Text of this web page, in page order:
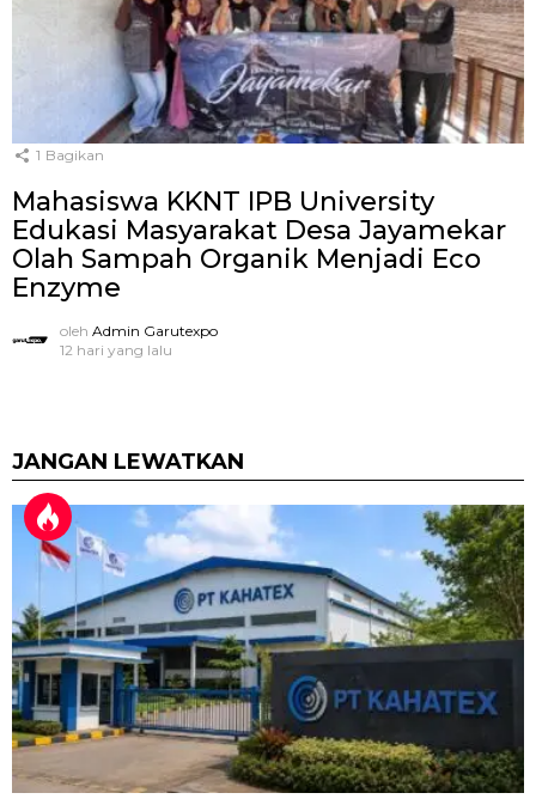
1 Bagikan
Mahasiswa KKNT IPB University
Edukasi Masyarakat Desa Jayamekar
Olah Sampah Organik Menjadi Eco
Enzyme
oleh Admin Garutexpo
12 hari yang lalu
JANGAN LEWATKAN